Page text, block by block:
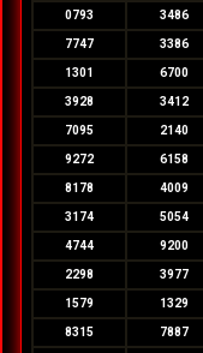
0793 3486
7747 3386
1301 6700
3928 3412
7095 2140
9272 6158
8178 4009
3174 5054
4744 9200
2298 3977
1579 1329
8315 7887